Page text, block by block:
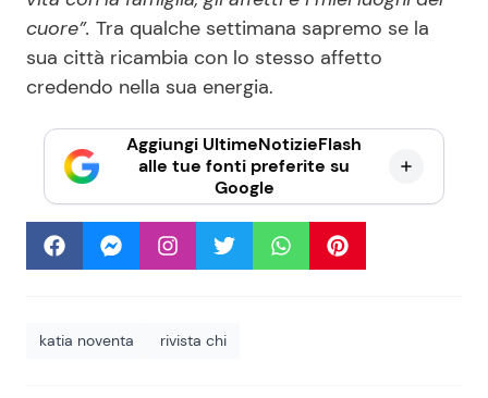
cuore”. Tra qualche settimana sapremo se la
sua città ricambia con lo stesso affetto
credendo nella sua energia.
Aggiungi UltimeNotizieFlash
alle tue fonti preferite su
Google
katia noventa rivista chi